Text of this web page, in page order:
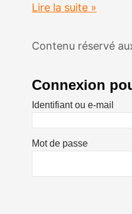
Lire la suite »
Contenu réservé
Connexion
Identifiant ou e-mail
Mot de passe